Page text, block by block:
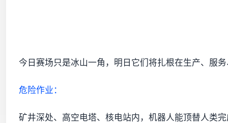
今日赛场只是冰山一角，明日它们将扎根在生产、服
危险作业：
矿井深处、高空电塔、核电站内，机器人能顶替人类